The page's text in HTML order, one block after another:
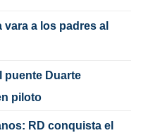
vara a los padres al
puente Duarte
piloto
RD conquista el